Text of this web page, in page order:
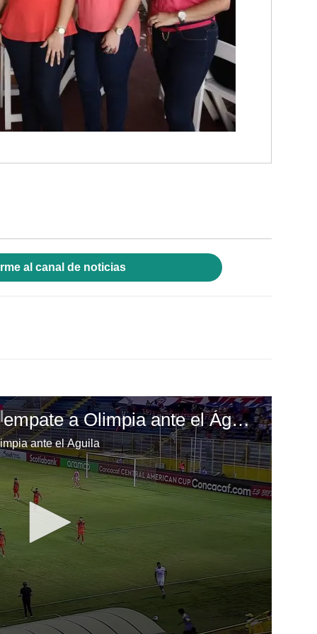
al canal de noticias
Jerry Bengtson le da empate a Olimpia ante el Águila
ante el Águila